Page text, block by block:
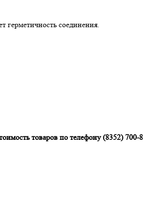
герметичность соединения.
товаров по телефону (8352) 700-